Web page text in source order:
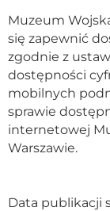
Muzeum
się zapewnić
zgodnie z
dostępności
mobilnych
sprawie
internetowej
Warszawie.
Data publikacji